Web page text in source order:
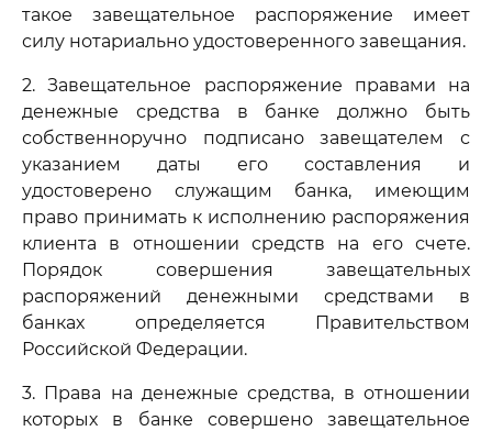
такое завещательное распоряжение имеет
силу нотариально удостоверенного завещания.
2. Завещательное распоряжение правами на
денежные средства в банке должно быть
собственноручно подписано завещателем с
указанием даты его составления и
удостоверено служащим банка, имеющим
право принимать к исполнению распоряжения
клиента в отношении средств на его счете.
Порядок совершения завещательных
распоряжений денежными средствами в
банках определяется Правительством
Российской Федерации.
3. Права на денежные средства, в отношении
которых в банке совершено завещательное